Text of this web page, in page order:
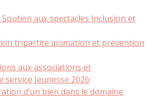
Soutien aux spectacles Inclusion et
tripartite animation et prévention
aux associations et
service Jeunesse 2026
d’un bien dans le domaine